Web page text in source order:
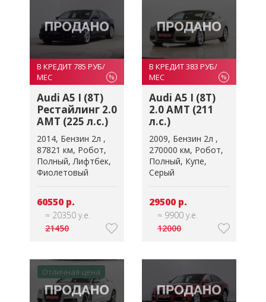
В КРЕДИТ 785 РУБ/
МЕС
%
Audi A5 I (8T)
Рестайлинг 2.0
AMT (225 л.с.)
2014 Бензин 2л
87821 км Робот
Полный Лифтбек
Фиолетовый
60550 р.
≈ 20350 у.е.
21450
В КРЕДИТ 383 РУБ/
МЕС
%
Audi A5 I (8T)
2.0 AMT (211
л.с.)
2009 Бензин 2л
270000 км Робот
Полный Купе
Серый
29500 р.
≈ 9900 у.е.
12000
Отличная цена